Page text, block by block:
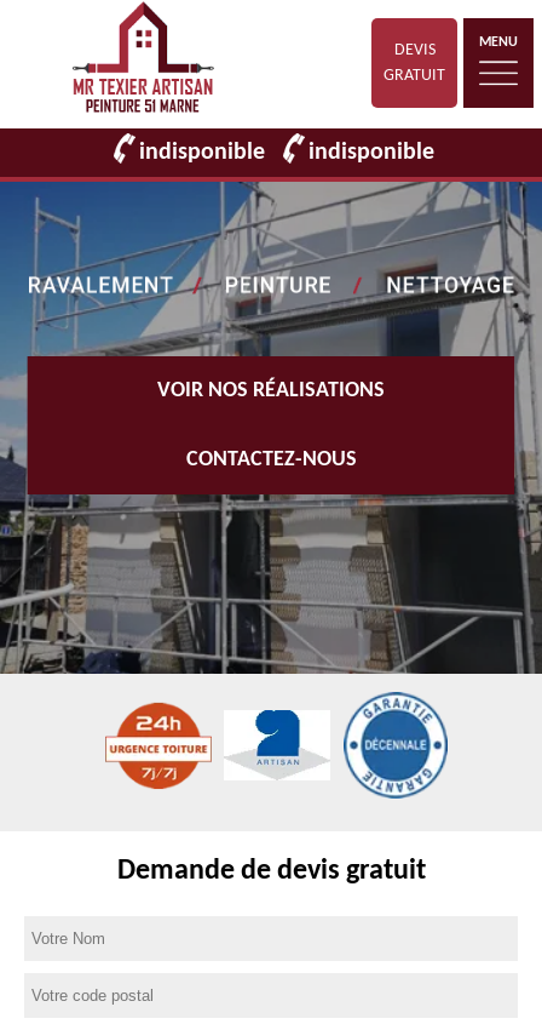
DEVIS
GRATUIT
MENU
indisponible indisponible
VOIR NOS RÉALISATIONS
CONTACTEZ-NOUS
Demande de devis gratuit